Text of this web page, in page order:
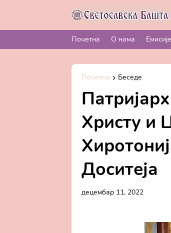
Почетна О нама Емисије
Почетна Беседе
Христу и
Доситеја
децембар 11, 2022